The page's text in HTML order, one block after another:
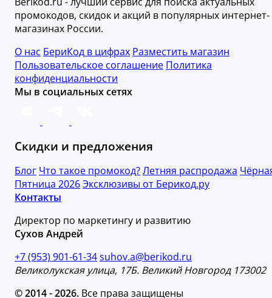
промокодов, скидок и акций в популярных интернет-
магазинах России.
О нас БериКод в цифрах Разместить магазин
Пользовательское соглашение Политика
конфиденциальности
Мы в социальных сетях
Скидки и предложения
Блог Что такое промокод?Летняя распродажа
Пятница 2026Эксклюзивы от Берикод.ру
Контакты
Директор по маркетингу и развитию
Сухов Андрей
+7 (953) 901-61-34suhov.a@berikod.ru
Великолукская улица, 17Б. Великий Новгород 173002
© 2014 - 2026. Все права защищены